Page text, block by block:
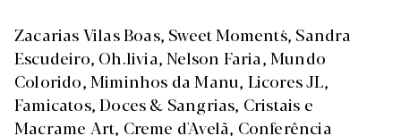
Zacarias Vilas Boas, Sweet Moment´s, Sandra
Escudeiro, Oh.livia, Nelson Faria, Mundo
Colorido, Miminhos da Manu, Licores JL,
Famicatos, Doces & Sangrias, Cristais e
Macrame Art, Creme d'Avelã, Conferência